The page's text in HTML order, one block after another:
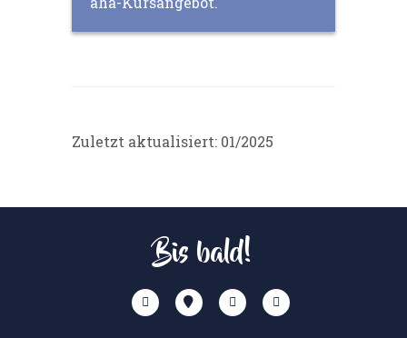
Zuletzt aktualisiert: 01/2025
Bis bald!